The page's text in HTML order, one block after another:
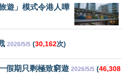
遊」模式令港人嘩
2026/5/5 (30,162次)
假期只剩極致窮遊 2026/5/5 (46,308